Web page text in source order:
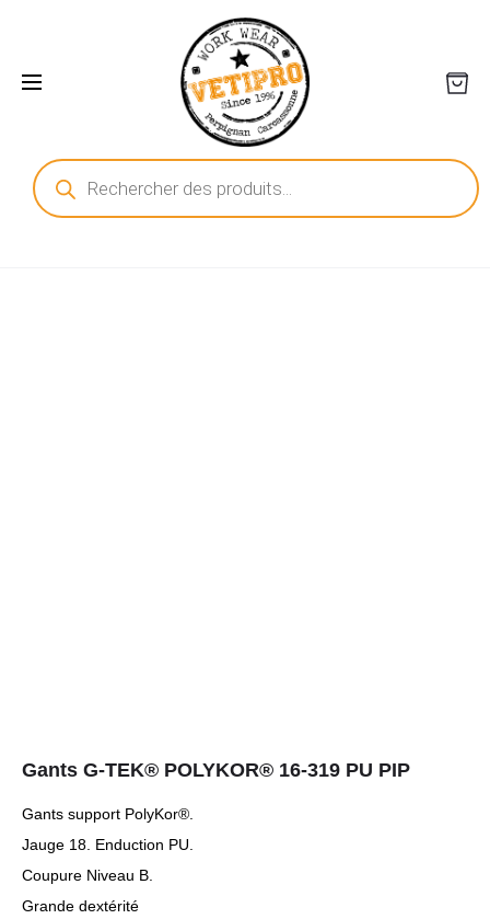
Recherche
de
produits
Gants G-TEK® POLYKOR® 16-319 PU PIP
Gants support PolyKor®.
Jauge 18. Enduction PU.
Coupure Niveau B.
Grande dextérité